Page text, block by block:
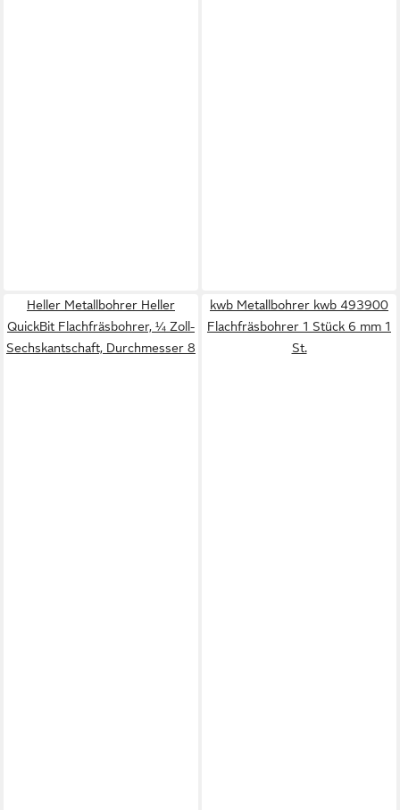
Heller Metallbohrer Heller
QuickBit Flachfräsbohrer, ¼ Zoll-
Sechskantschaft, Durchmesser 8
kwb Metallbohrer kwb 493900
Flachfräsbohrer 1 Stück 6 mm 1
St.